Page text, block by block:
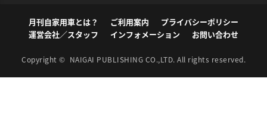
月刊自家用車とは？ ご利用案内
プライバシーポリシー
運営会社／スタッフ
インフォメーション お問い合わせ
Copyright © NAIGAI PUBLISHING CO.,LTD. All rights reserved.